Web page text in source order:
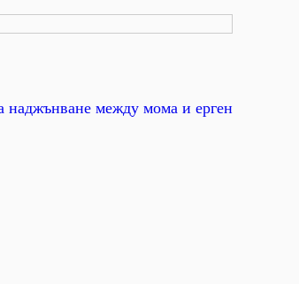
наджънване между мома и ерген